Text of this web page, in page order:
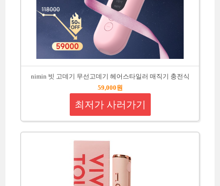
nimin 빗 고데기 무선고데기 헤어스타일러 매직기 충전식
59,000원
최저가 사러가기